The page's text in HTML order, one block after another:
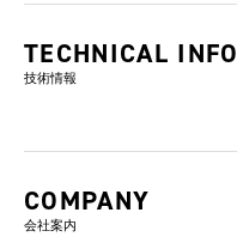
TECHNICAL INFO
技術情報
COMPANY
会社案内